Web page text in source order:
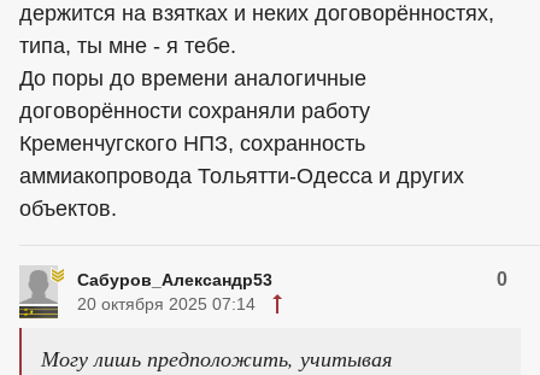
держится на взятках и неких договорённостях,
типа, ты мне - я тебе.
До поры до времени аналогичные
договорённости сохраняли работу
Кременчугского НПЗ, сохранность
аммиакопровода Тольятти-Одесса и других
объектов.
Сабуров_Александр53 0
20 октября 2025 07:14
Могу лишь предположить, учитывая